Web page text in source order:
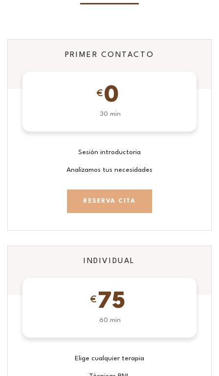
PRIMER CONTACTO
€ 0
30 min
Sesión introductoria
Analizamos tus necesidades
RESERVA CITA
INDIVIDUAL
€ 75
60 min
Elige cualquier terapia